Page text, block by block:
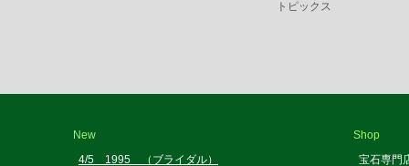
トピックス
New
4/5 1995 （ブライダル）
Shop
宝石専門